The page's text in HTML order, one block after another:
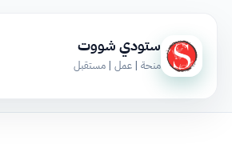
ستودي شووت
منحة | عمل | مستقبل